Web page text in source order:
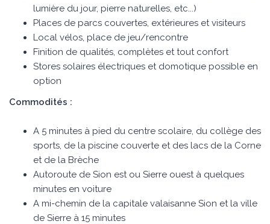
lumière du jour, pierre naturelles, etc...)
Places de parcs couvertes, extérieures et visiteurs
Local vélos, place de jeu/rencontre
Finition de qualités, complètes et tout confort
Stores solaires électriques et domotique possible en
option
Commodités :
A 5 minutes à pied du centre scolaire, du collège des
sports, de la piscine couverte et des lacs de la Corne
et de la Brèche
Autoroute de Sion est ou Sierre ouest à quelques
minutes en voiture
A mi-chemin de la capitale valaisanne Sion et la ville
de Sierre à 15 minutes